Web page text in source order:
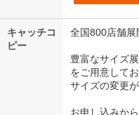
キャッチコ
ピー
全国800店舗展
豊富なサイズ
をご用意して
サイズの変更が
お申し込みか